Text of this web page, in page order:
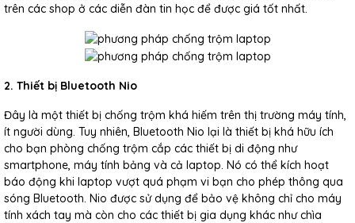
trên các shop ở các diễn đàn tin học để được giá tốt nhất.
2. Thiết bị Bluetooth Nio
Đây là một thiết bị chống trộm khá hiếm trên thị trường máy tính,
ít người dùng. Tuy nhiên, Bluetooth Nio lại là thiết bị khá hữu ích
cho bạn phòng chống trộm cắp các thiết bị di động như
smartphone, máy tính bảng và cả laptop. Nó có thể kích hoạt
báo động khi laptop vượt quá phạm vi bạn cho phép thông qua
sóng Bluetooth. Nio được sử dụng để bảo vệ không chỉ cho máy
tính xách tay mà còn cho các thiết bị gia dụng khác như chìa